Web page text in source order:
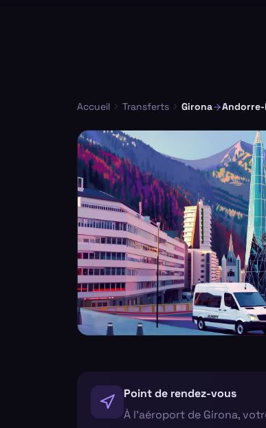
Accueil Transferts Girona
Point de rendez-vous
À l'aéroport de Girona,